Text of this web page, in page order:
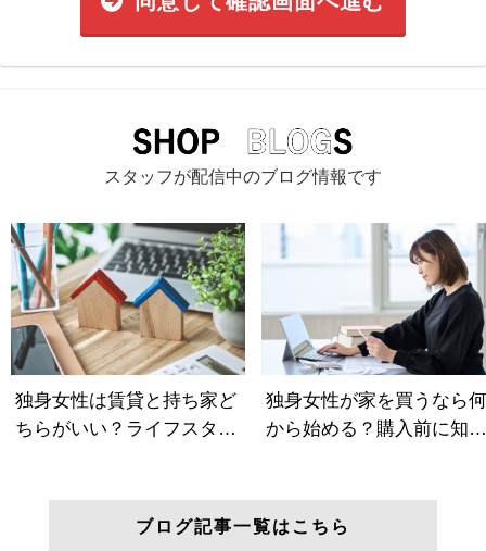
スタッフが配信中のブログ情報です
ブログ記事一覧はこちら